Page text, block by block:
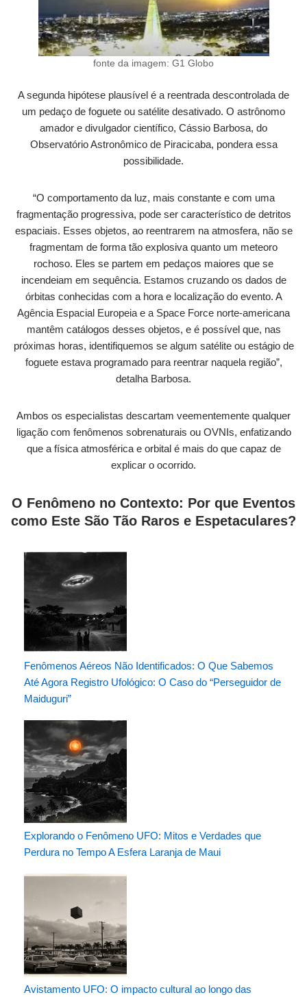
fonte da imagem: G1 Globo
A segunda hipótese plausível é a reentrada descontrolada de
um pedaço de foguete ou satélite desativado. O astrônomo
amador e divulgador científico, Cássio Barbosa, do
Observatório Astronômico de Piracicaba, pondera essa
possibilidade.
“O comportamento da luz, mais constante e com uma
fragmentação progressiva, pode ser característico de detritos
espaciais. Esses objetos, ao reentrarem na atmosfera, não se
fragmentam de forma tão explosiva quanto um meteoro
rochoso. Eles se partem em pedaços maiores que se
incendeiam em sequência. Estamos cruzando os dados de
órbitas conhecidas com a hora e localização do evento. A
Agência Espacial Europeia e a Space Force norte-americana
mantêm catálogos desses objetos, e é possível que, nas
próximas horas, identifiquemos se algum satélite ou estágio de
foguete estava programado para reentrar naquela região”,
detalha Barbosa.
Ambos os especialistas descartam veementemente qualquer
ligação com fenômenos sobrenaturais ou OVNIs, enfatizando
que a física atmosférica e orbital é mais do que capaz de
explicar o ocorrido.
O Fenômeno no Contexto: Por que Eventos
como Este São Tão Raros e Espetaculares?
Fenômenos Aéreos Não Identificados: O Que Sabemos
Até Agora Registro Ufológico: O Caso do “Perseguidor de
Maiduguri”
Explorando o Fenômeno UFO: Mitos e Verdades que
Perdura no Tempo A Esfera Laranja de Maui
Avistamento UFO: O impacto cultural ao longo das